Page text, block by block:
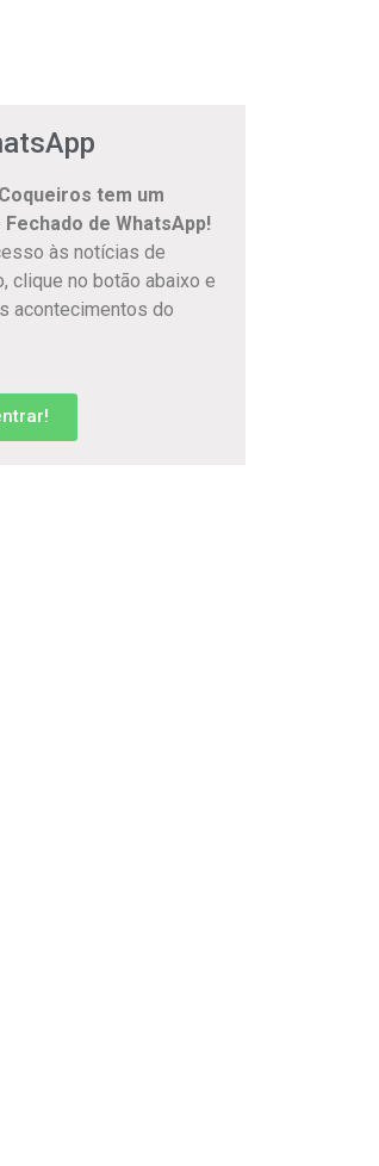
tem um
de WhatsApp!
às notícias de
clique no botão abaixo e
acontecimentos do